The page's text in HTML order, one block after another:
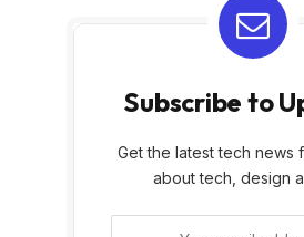
Subscribe to
Get the latest tech news
about tech, design